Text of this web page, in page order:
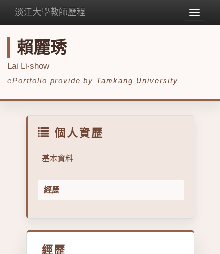
Toggle
淡江大學教師歷程
賴麗琇
Lai Li-show
ePortfolio provide by Tamkang University
個人資歷
基本資料
經歷
經歷